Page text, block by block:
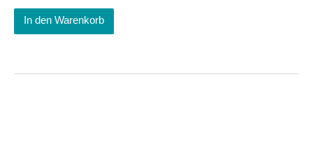
In den Warenkorb